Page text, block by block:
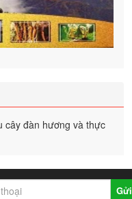
cây đàn hương và thực
Gửi